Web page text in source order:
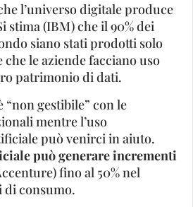
l’universo digitale produce
stima (IBM) che il 90% dei
siano stati prodotti solo
le aziende facciano uso
patrimonio di dati.
gestibile” con le
mentre l’uso
può venirci in aiuto.
può generare incrementi
fino al 50% nel
consumo.